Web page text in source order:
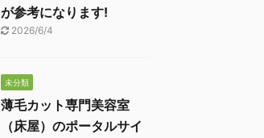
が参考になります!
2026/6/4
未分類
薄毛カット専門美容室
（床屋）のポータルサイ